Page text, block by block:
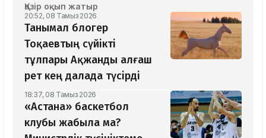
Қазір оқып жатыр
20:52, 08 Тамыз 2026
Танымал блогер
Тоқаевтың сүйікті
тұлпары Ақжанды алғаш
рет кең далада түсірді
18:37, 08 Тамыз 2026
«Астана» баскетбол
клубы жабыла ма?